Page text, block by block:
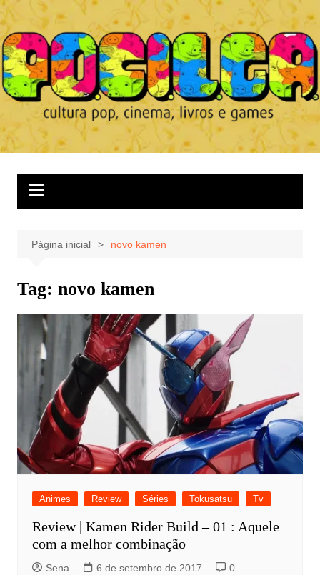
Ir
para
o
conteúdo
Página inicial novo kamen
Tag: novo kamen
Animes Review Séries Tokusatsu Tv
Review | Kamen Rider Build – 01 : Aquele
com a melhor combinação
Sena 6 de setembro de 2017 0